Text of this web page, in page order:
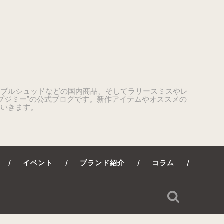
ルシュッドなどの国内商品、そしてラリースミスやレ
ミー”の公式ブログです。新作アイテムやオススメの
きます。
イベント ブランド紹介 コラム